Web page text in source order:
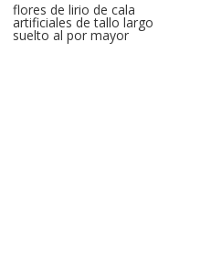
flores de lirio de cala
artificiales de tallo largo
suelto al por mayor